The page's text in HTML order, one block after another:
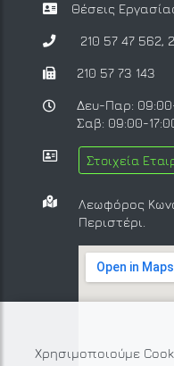
Χρησιμοποιούμε
Θέσεις
210 57 47 562,
210 57 73 143
Δευ-Παρ:
Σαβ: 09:00-
Στοιχεία
Λεωφόρος
Περιστέρι.